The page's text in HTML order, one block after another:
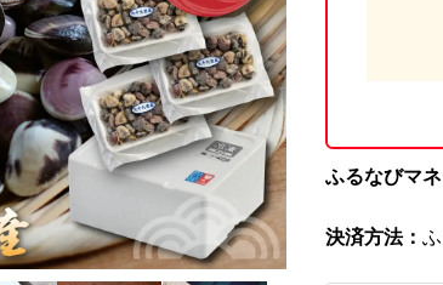
ふるなびマ
決済方法：